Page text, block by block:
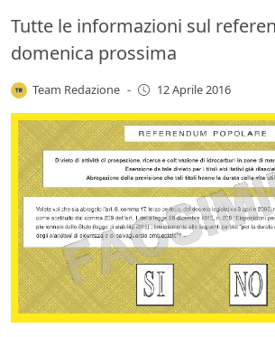
Tutte le informazioni sul
domenica prossima
Team Redazione - 12 Aprile 2016